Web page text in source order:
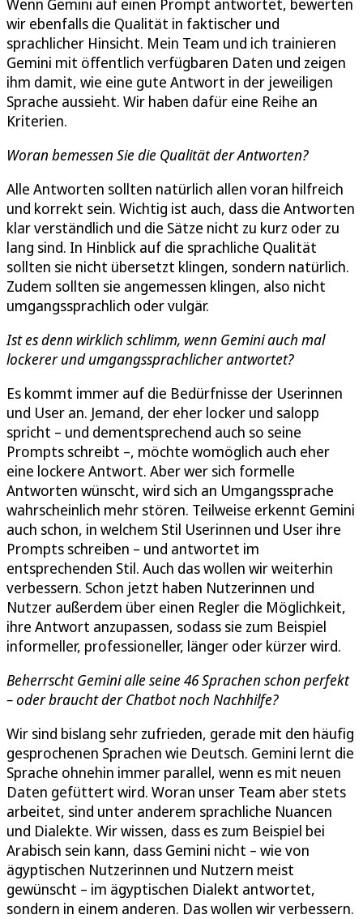
wir ebenfalls die Qualität in faktischer und
sprachlicher Hinsicht. Mein Team und ich trainieren
Gemini mit öffentlich verfügbaren Daten und zeigen
ihm damit, wie eine gute Antwort in der jeweiligen
Sprache aussieht. Wir haben dafür eine Reihe an
Kriterien.
Woran bemessen Sie die Qualität der Antworten?
Alle Antworten sollten natürlich allen voran hilfreich
und korrekt sein. Wichtig ist auch, dass die Antworten
klar verständlich und die Sätze nicht zu kurz oder zu
lang sind. In Hinblick auf die sprachliche Qualität
sollten sie nicht übersetzt klingen, sondern natürlich.
Zudem sollten sie angemessen klingen, also nicht
umgangssprachlich oder vulgär.
Ist es denn wirklich schlimm, wenn Gemini auch mal
lockerer und umgangssprachlicher antwortet?
Es kommt immer auf die Bedürfnisse der Userinnen
und User an. Jemand, der eher locker und salopp
spricht – und dementsprechend auch so seine
Prompts schreibt –, möchte womöglich auch eher
eine lockere Antwort. Aber wer sich formelle
Antworten wünscht, wird sich an Umgangssprache
wahrscheinlich mehr stören. Teilweise erkennt Gemini
auch schon, in welchem Stil Userinnen und User ihre
Prompts schreiben – und antwortet im
entsprechenden Stil. Auch das wollen wir weiterhin
verbessern. Schon jetzt haben Nutzerinnen und
Nutzer außerdem über einen Regler die Möglichkeit,
ihre Antwort anzupassen, sodass sie zum Beispiel
informeller, professioneller, länger oder kürzer wird.
Beherrscht Gemini alle seine 46 Sprachen schon perfekt
– oder braucht der Chatbot noch Nachhilfe?
Wir sind bislang sehr zufrieden, gerade mit den häufig
gesprochenen Sprachen wie Deutsch. Gemini lernt die
Sprache ohnehin immer parallel, wenn es mit neuen
Daten gefüttert wird. Woran unser Team aber stets
arbeitet, sind unter anderem sprachliche Nuancen
und Dialekte. Wir wissen, dass es zum Beispiel bei
Arabisch sein kann, dass Gemini nicht – wie von
ägyptischen Nutzerinnen und Nutzern meist
gewünscht – im ägyptischen Dialekt antwortet,
sondern in einem anderen. Das wollen wir verbessern.